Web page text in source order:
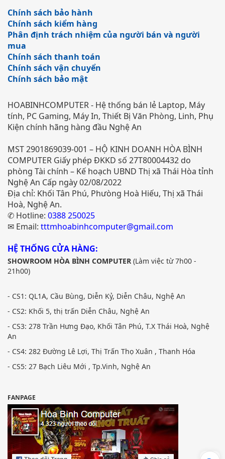
Chính sách bảo hành
Chính sách kiểm hàng
Phân định trách nhiệm của người bán và người
mua
Chính sách thanh toán
Chính sách vận chuyển
Chính sách bảo mật
HOABINHCOMPUTER - Hệ thống bán lẻ Laptop, Máy
tính, PC Gaming, Máy In, Thiết Bị Văn Phòng, Linh, Phụ
Kiện chính hãng hàng đầu Nghệ An
MST 2901869039-001 – HỘ KINH DOANH HÒA BÌNH
COMPUTER Giấy phép ĐKKD số 27T80004432 do
phòng Tài chính – Kế hoạch UBND Thị xã Thái Hòa tỉnh
Nghệ An Cấp ngày 02/08/2022
Địa chỉ: Khối Tân Phú, Phưòng Hoà Hiếu, Thị xã Thái
Hoà, Nghệ An.
✆ Hotline: 0388 250025
✉ Email: tttmhoabinhcomputer@gmail.com
HỆ THỐNG CỬA HÀNG:
SHOWROOM HÒA BÌNH COMPUTER (Làm việc từ 7h00 -
21h00)
- CS1: QL1A, Cầu Bùng, Diễn Kỷ, Diễn Châu, Nghệ An
- CS2: Khối 5, thị trấn Diễn Châu, Nghệ An
- CS3: 278 Trần Hưng Đạo, Khối Tân Phú, T.X Thái Hoà, Nghệ
An
- CS4: 282 Đường Lê Lợi, Thị Trấn Thọ Xuân , Thanh Hóa
- CS5: 27 Bạch Liêu Mới , Tp.Vinh, Nghệ An
FANPAGE